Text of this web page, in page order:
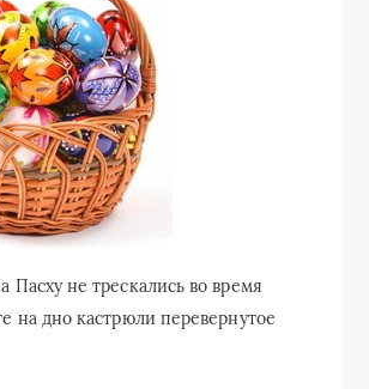
Пасху не трескались во время
на дно кастрюли перевернутое